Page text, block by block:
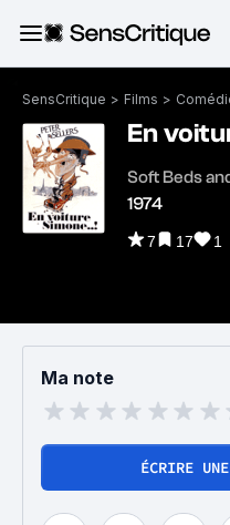
SensCritique > Films >
En
Soft Beds
1974
7 17 1
Ma note
ÉCRIRE